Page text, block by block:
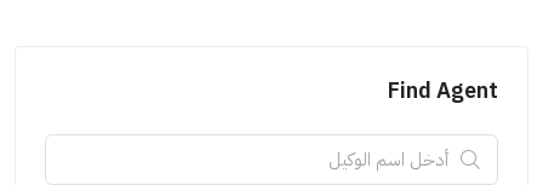
Find Agent